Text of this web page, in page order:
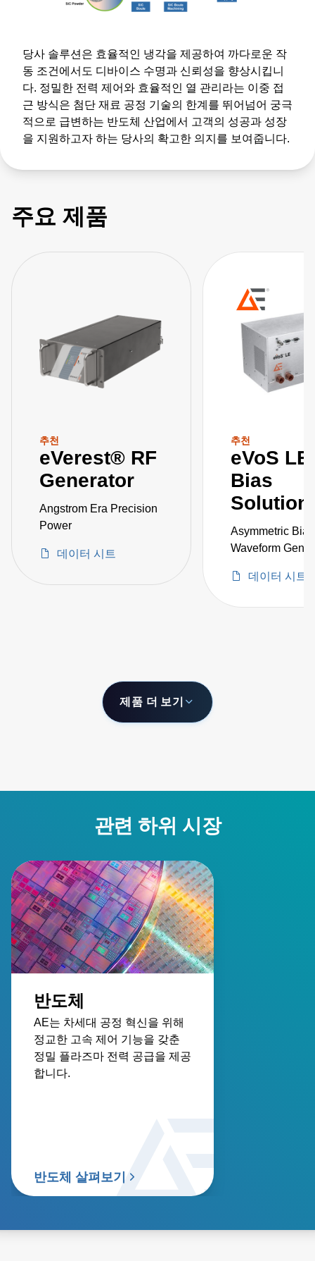
당사 솔루션은 효율적인 냉각을 제공하여 까다로운 작
동 조건에서도 디바이스 수명과 신뢰성을 향상시킵니
다. 정밀한 전력 제어와 효율적인 열 관리라는 이중 접
근 방식은 첨단 재료 공정 기술의 한계를 뛰어넘어 궁극
적으로 급변하는 반도체 산업에서 고객의 성공과 성장
을 지원하고자 하는 당사의 확고한 의지를 보여줍니다.
주요 제품
추천
eVerest® RF
Generator
Angstrom Era Precision
Power
데이터 시트
추천
eVoS LE
Bias
Solution
Asymmetric Bias
Waveform
데이터 시트
제품 더 보기
관련 하위 시장
반도체
AE는 차세대 공정 혁신을 위해
정교한 고속 제어 기능을 갖춘
정밀 플라즈마 전력 공급을 제공
합니다.
반도체 살펴보기